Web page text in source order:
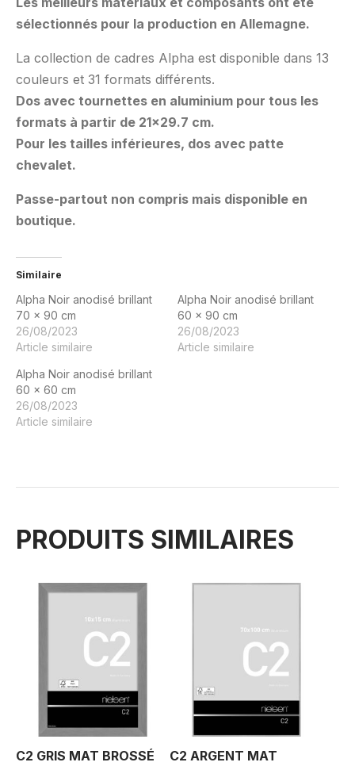
sélectionnés pour la production en Allemagne.
La collection de cadres Alpha est disponible dans 13
couleurs et 31 formats différents.
Dos avec tournettes en aluminium pour tous les
formats à partir de 21×29.7 cm.
Pour les tailles inférieures, dos avec patte
chevalet.
Passe-partout non compris mais disponible en
boutique.
Similaire
Alpha Noir anodisé brillant
70 x 90 cm
26/08/2023
Article similaire
Alpha Noir anodisé brillant
60 x 90 cm
26/08/2023
Article similaire
Alpha Noir anodisé brillant
60 x 60 cm
26/08/2023
Article similaire
PRODUITS SIMILAIRES
C2 GRIS MAT BROSSÉ
C2 ARGENT MAT